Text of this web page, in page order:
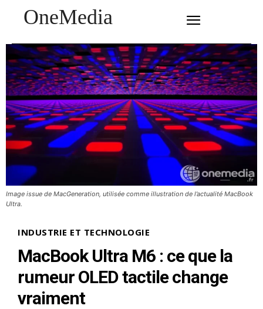
OneMedia
Image issue de MacGeneration, utilisée comme illustration de l’actualité MacBook
Ultra.
INDUSTRIE ET TECHNOLOGIE
MacBook Ultra M6 : ce que la
rumeur OLED tactile change
vraiment